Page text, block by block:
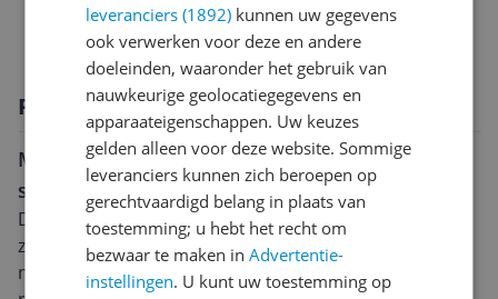
Specificaties
Productomschrijving
Motorola Moto G41: Krachtige smartphone met
scherp OLED-scherm
De Motorola Moto G41 128 GB in de kleur meteoriet
zwart biedt veelzijdigheid en prestaties op hoog
niveau. Met een groot 6,4-inch OLED-display, een
leveranciers (1892) kunnen uw gegevens
ook verwerken voor deze en andere
doeleinden, waaronder het gebruik van
nauwkeurige geolocatiegegevens en
apparaateigenschappen. Uw keuzes
gelden alleen voor deze website. Sommige
leveranciers kunnen zich beroepen op
gerechtvaardigd belang in plaats van
toestemming; u hebt het recht om
bezwaar te maken inAdvertentie-
instellingen. U kunt uw toestemming op